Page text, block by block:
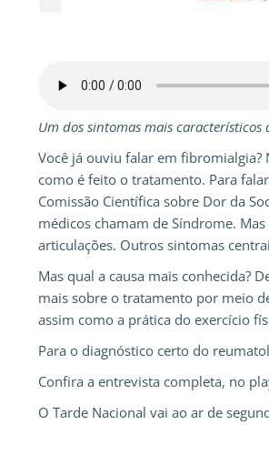
Um dos sintomas mais
Você já ouviu falar em fibromialgia?
como é feito o tratamento. Para
Comissão Científica sobre Dor da
médicos chamam de Síndrome.
articulações. Outros sintomas
Mas qual a causa mais conhecida?
mais sobre o tratamento por meio
assim como a prática do exercício
Para o diagnóstico certo do
Confira a entrevista completa, no
O Tarde Nacional vai ao ar de